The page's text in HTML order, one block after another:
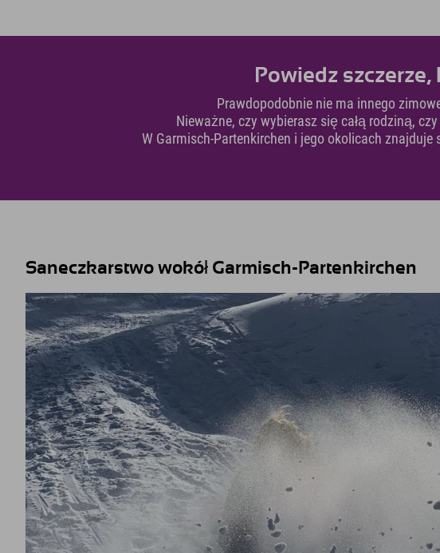
Powiedz
Prawdopodobnie nie ma innego
Nieważne, czy wybierasz się całą rodziną,
W Garmisch-Partenkirchen i jego okolicach
Saneczkarstwo wokół Garmisch-Partenkirchen